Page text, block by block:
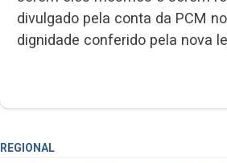
divulgado pela conta da PCM
dignidade conferido pela nova
REGIONAL